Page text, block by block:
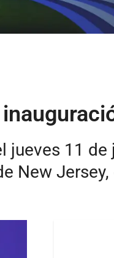
jueves 11 de
New Jersey,